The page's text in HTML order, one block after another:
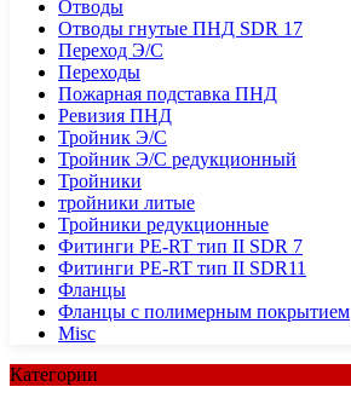
Отводы
Отводы гнутые ПНД SDR 17
Переход Э/С
Переходы
Пожарная подставка ПНД
Ревизия ПНД
Тройник Э/С
Тройник Э/С редукционный
Тройники
тройники литые
Тройники редукционные
Фитинги PE-RT тип II SDR 7
Фитинги PE-RT тип II SDR11
Фланцы
Фланцы с полимерным покрытием
Misc
Категории